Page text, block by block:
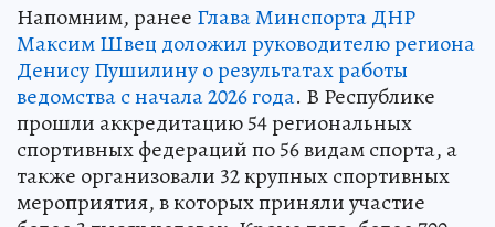
Напомним, ранее Глава Минспорта ДНР
Максим Швец доложил руководителю региона
Денису Пушилину о результатах работы
ведомства с начала 2026 года. В Республике
прошли аккредитацию 54 региональных
спортивных федераций по 56 видам спорта, а
также организовали 32 крупных спортивных
мероприятия, в которых приняли участие